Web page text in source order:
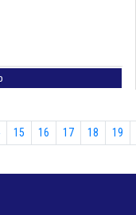
15 16 17 18 19